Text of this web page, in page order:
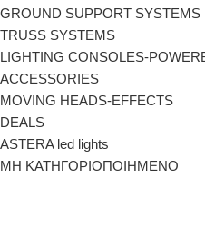
GROUND SUPPORT SYSTEMS
TRUSS SYSTEMS
LIGHTING CONSOLES-
ACCESSORIES
MOVING HEADS-EFFECTS
DEALS
ASTERA led lights
ΜΗ ΚΑΤΗΓΟΡΙΟΠΟΙΗΜΕΝΟ